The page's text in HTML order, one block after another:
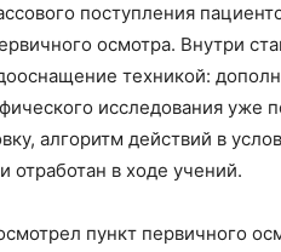
поступления
осмотра. Внутри
техникой:
исследования
алгоритм действий в
отработан в ходе учений.
пункт первичного